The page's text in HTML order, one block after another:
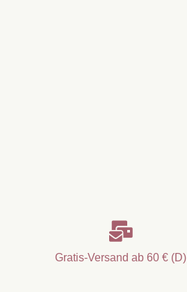

Gratis-Versand ab 60 € (D)